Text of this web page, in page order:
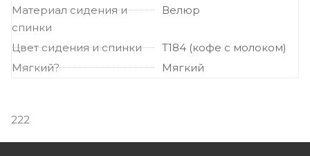
Материал сидения и
спинки
Велюр
Цвет сидения и спинки
Т184 (кофе с молоком)
Мягкий?
Мягкий
222